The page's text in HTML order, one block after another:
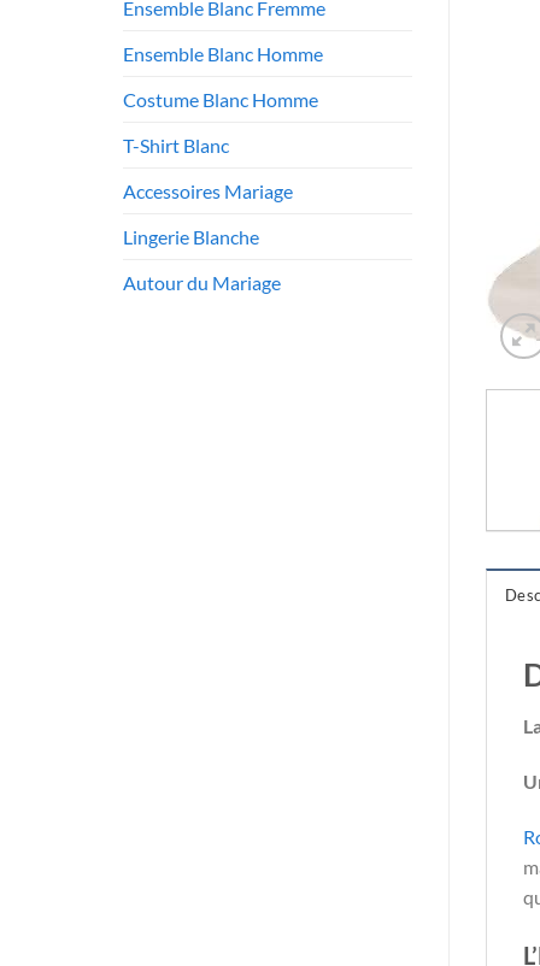
Ensemble Blanc Fremme
Ensemble Blanc Homme
Costume Blanc Homme
T-Shirt Blanc
Accessoires Mariage
Lingerie Blanche
Autour du Mariage